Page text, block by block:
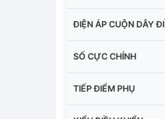
ĐIỆN ÁP CUỘN DÂY
SỐ CỰC CHÍNH
TIẾP ĐIỂM PHỤ